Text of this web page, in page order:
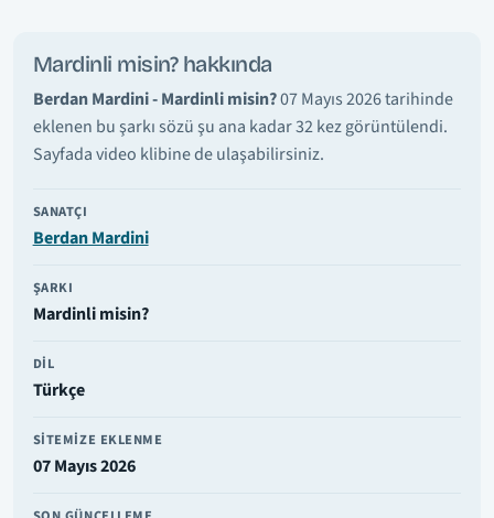
Mardinli misin? hakkında
Berdan Mardini - Mardinli misin?07 Mayıs 2026 tarihinde
eklenen bu şarkı sözü şu ana kadar 32 kez görüntülendi.
Sayfada video klibine de ulaşabilirsiniz.
SANATÇI
Berdan Mardini
ŞARKI
Mardinli misin?
DIL
Türkçe
SITEMIZE EKLENME
07 Mayıs 2026